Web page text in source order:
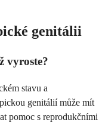
genitálii
vyroste?
stavu a
genitálií může mít
pomoc s reprodukčními